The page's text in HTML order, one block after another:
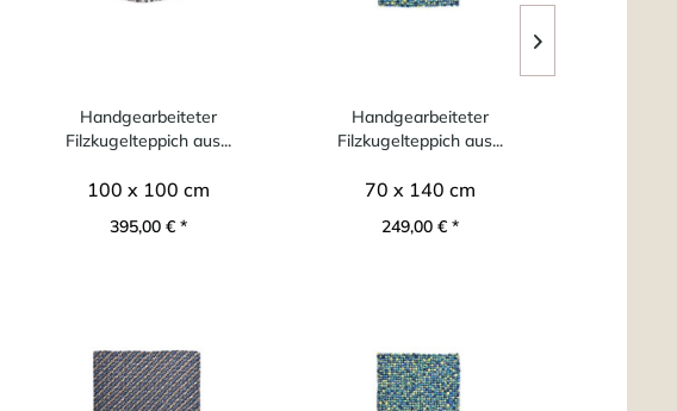
Handgearbeiteter
Filzkugelteppich aus...
100 x 100 cm
395,00 € *
Handgearbeiteter
Filzkugelteppich aus...
70 x 140 cm
249,00 € *